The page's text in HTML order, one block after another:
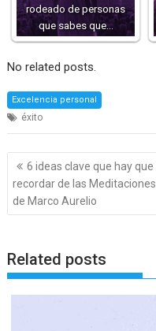
rodeado de personas
que sabes que…
No related posts.
Excelencia personal
éxito
Navegación
de
entradas
6 ideas clave que hay que
recordar de las Meditaciones
de Marco Aurelio
Related posts